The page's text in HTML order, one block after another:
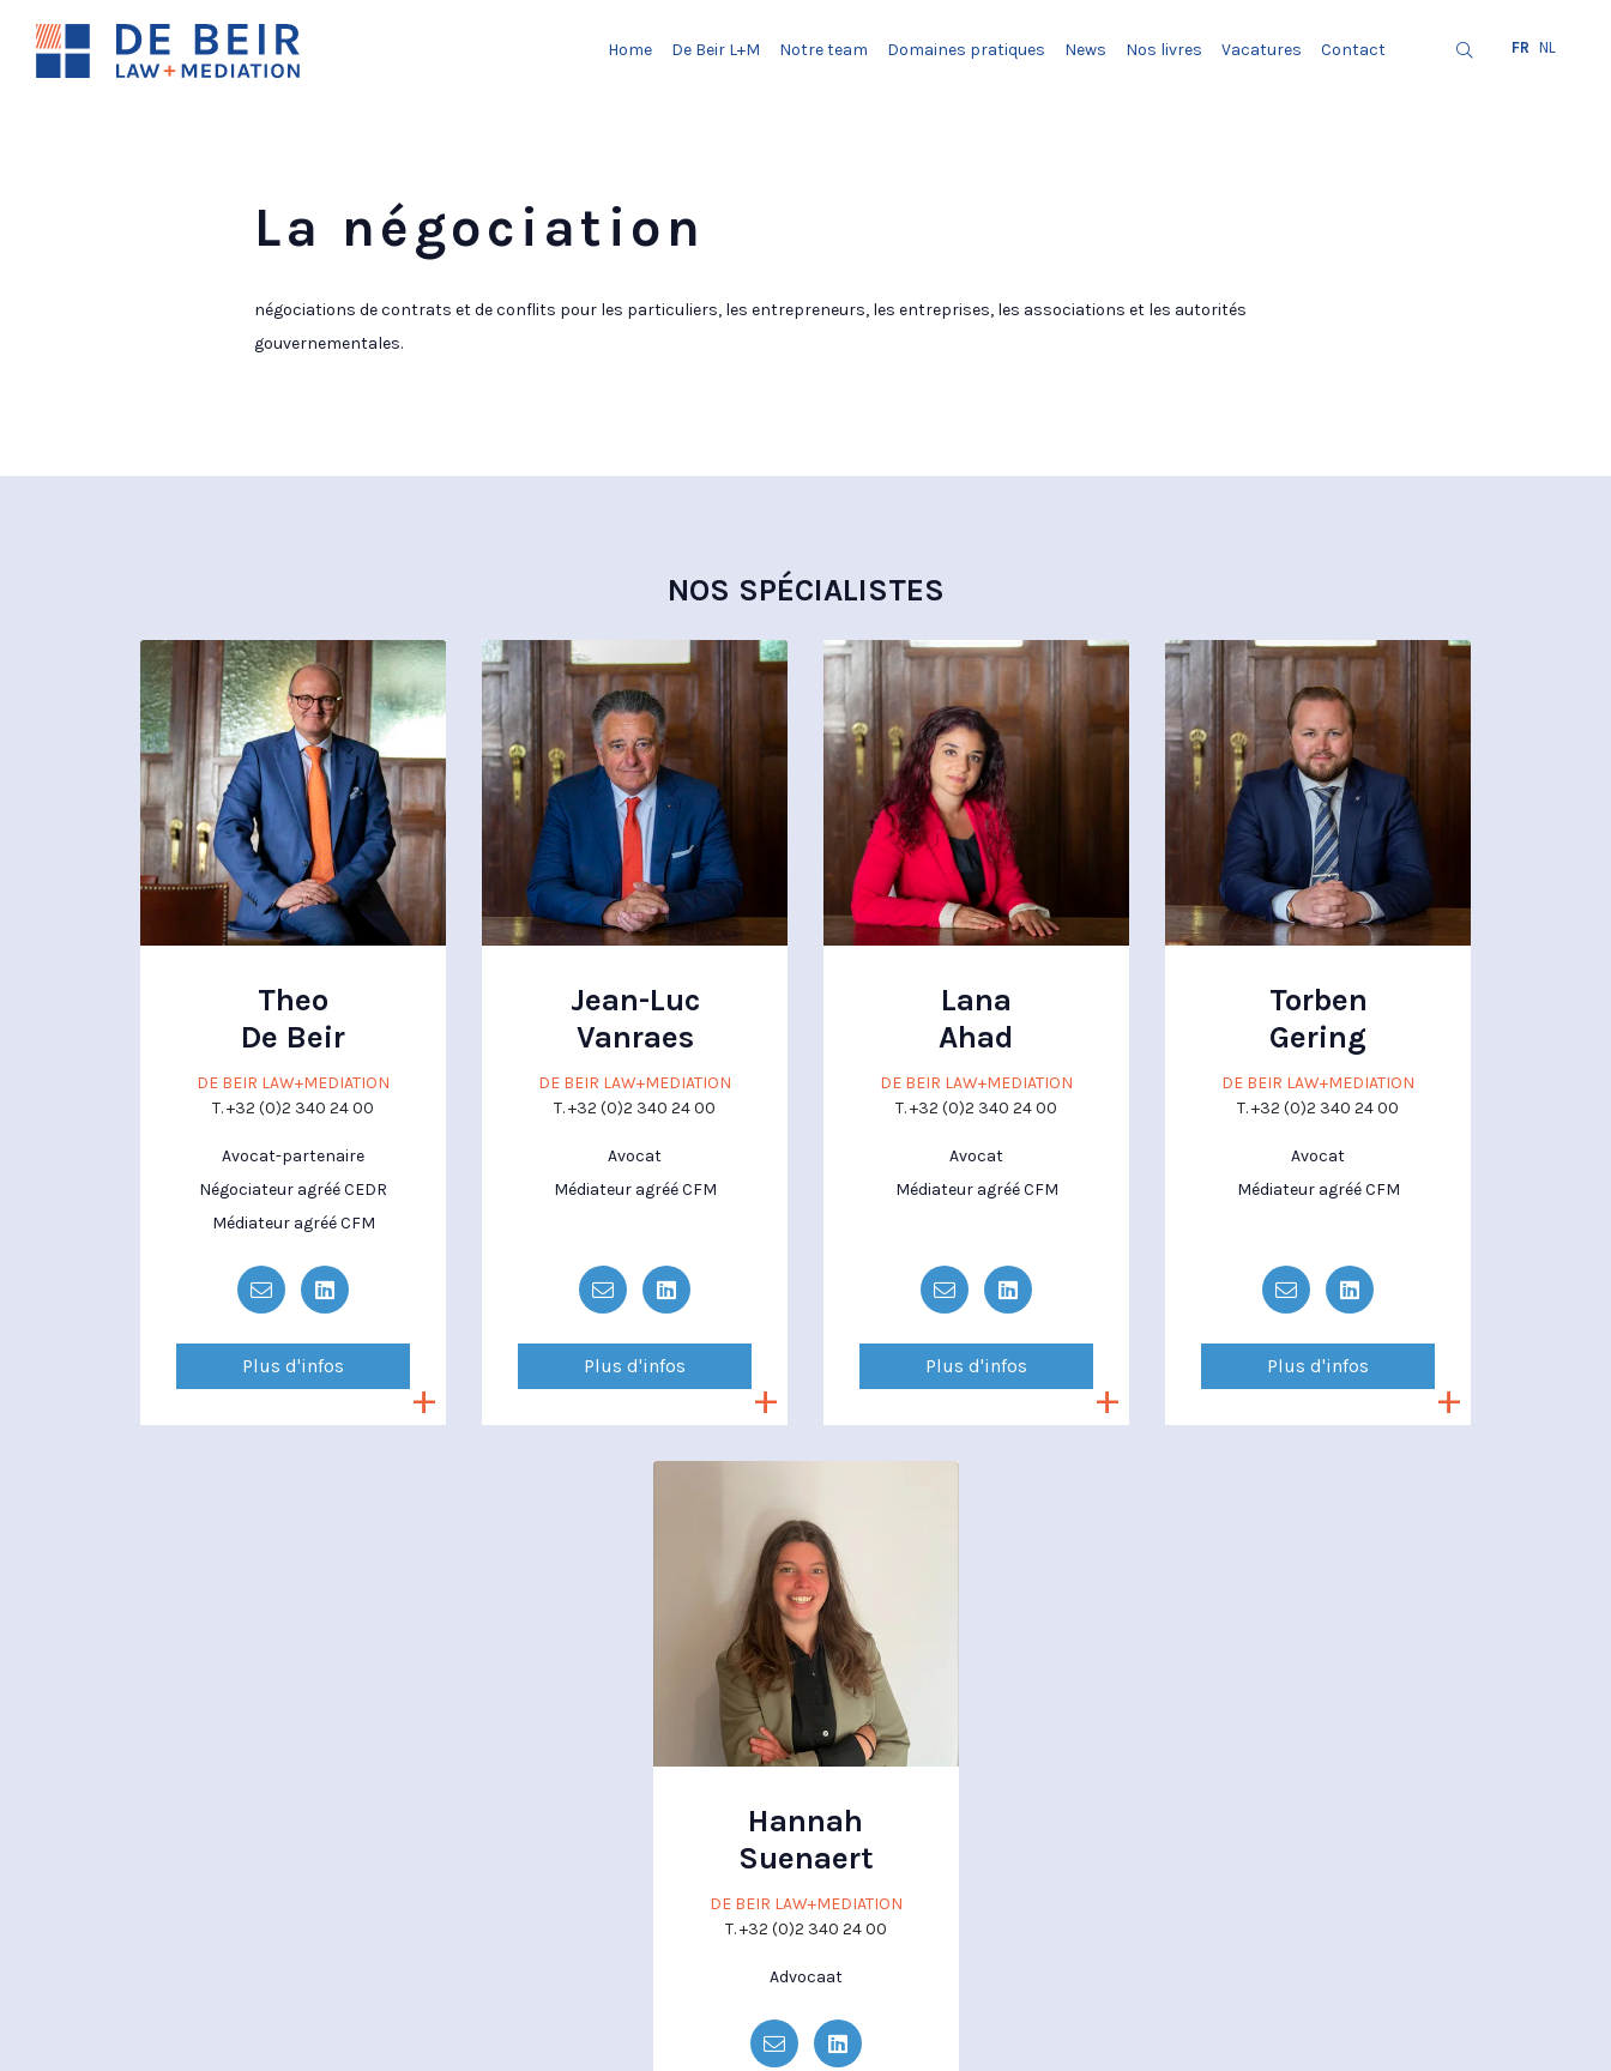
Home De Beir L+M Notre team Domaines pratiques News Nos livres Vacatures Contact FR NL
La négociation
négociations de contrats et de conflits pour les particuliers, les entrepreneurs, les entreprises, les associations et les autorités
gouvernementales.
NOS SPÉCIALISTES
Theo
De Beir
DE BEIR LAW+MEDIATION
T. +32 (0)2 340 24 00
Avocat-partenaire
Négociateur agréé CEDR
Médiateur agréé CFM
Plus d'infos
Jean-Luc
Vanraes
DE BEIR LAW+MEDIATION
T. +32 (0)2 340 24 00
Avocat
Médiateur agréé CFM
Plus d'infos
Lana
Ahad
DE BEIR LAW+MEDIATION
T. +32 (0)2 340 24 00
Avocat
Médiateur agréé CFM
Plus d'infos
Torben
Gering
DE BEIR LAW+MEDIATION
T. +32 (0)2 340 24 00
Avocat
Médiateur agréé CFM
Plus d'infos
Hannah
Suenaert
DE BEIR LAW+MEDIATION
T. +32 (0)2 340 24 00
Advocaat